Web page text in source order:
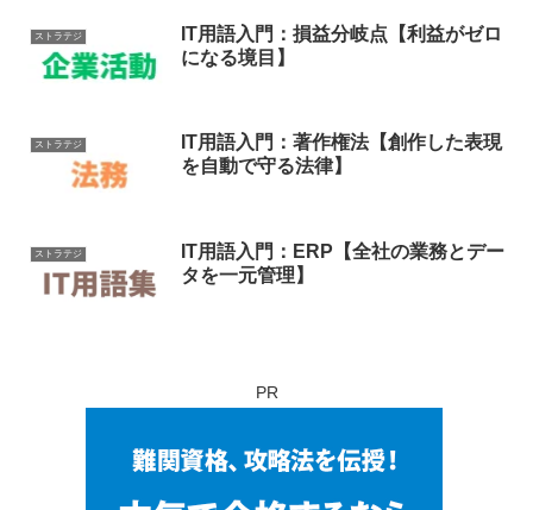
ストラテジ
IT用語入門：損益分岐点【利益がゼロ
になる境目】
ストラテジ
IT用語入門：著作権法【創作した表現
を自動で守る法律】
ストラテジ
IT用語入門：ERP【全社の業務とデー
タを一元管理】
PR